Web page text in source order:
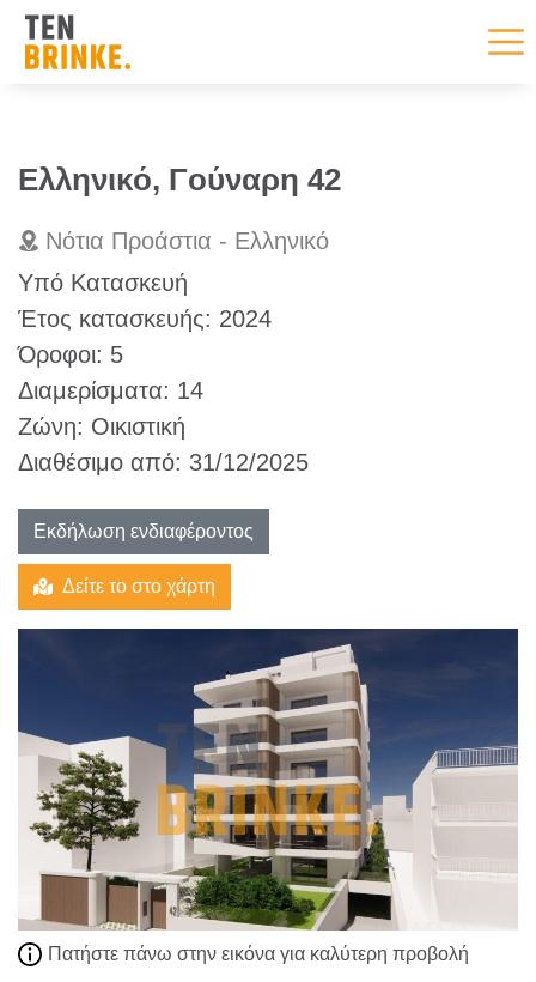
content
Πατήστε πάνω στην εικόνα για καλύτερη προβολή
Ελληνικό, Γούναρη 42
Νότια Προάστια - Ελληνικό
Υπό Κατασκευή
Έτος κατασκευής: 2024
Όροφοι: 5
Διαμερίσματα: 14
Ζώνη: Οικιστική
Διαθέσιμο από: 31/12/2025
Εκδήλωση ενδιαφέροντος
Δείτε το στο χάρτη